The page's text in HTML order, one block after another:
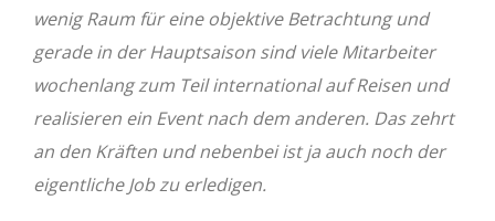
wenig Raum für eine objektive Betrachtung und
gerade in der Hauptsaison sind viele Mitarbeiter
wochenlang zum Teil international auf Reisen und
realisieren ein Event nach dem anderen. Das zehrt
an den Kräften und nebenbei ist ja auch noch der
eigentliche Job zu erledigen.